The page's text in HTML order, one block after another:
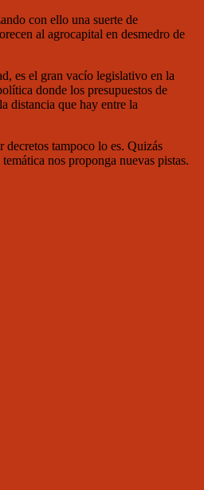
con ello una suerte de
al agrocapital en desmedro de
es el gran vacío legislativo en la
donde los presupuestos de
distancia que hay entre la
decretos tampoco lo es. Quizás
nos proponga nuevas pistas.